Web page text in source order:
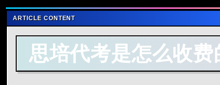
ARTICLE CONTENT
思培代考是怎么收